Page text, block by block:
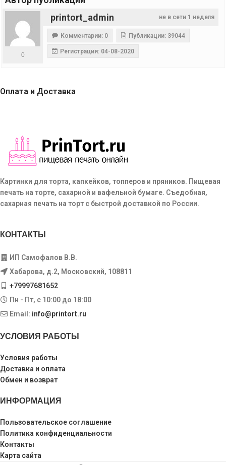
не в сети 1 неделя
printort_admin
0
Комментарии: 0 Публикации: 39044
Регистрация: 04-08-2020
Оплата и Доставка
Картинки для торта, капкейков, топперов и пряников. Пищевая
печать на торте, сахарной и вафельной бумаге. Съедобная,
сахарная печать на торт с быстрой доставкой по России.
КОНТАКТЫ
ИП Самофалов В.В.
Хабарова, д.2, Московский, 108811
+79997681652
Пн - Пт, с 10:00 до 18:00
Email: info@printort.ru
УСЛОВИЯ РАБОТЫ
Условия работы
Доставка и оплата
Обмен и возврат
ИНФОРМАЦИЯ
Пользовательское соглашение
Политика конфиденциальности
Контакты
Карта сайта